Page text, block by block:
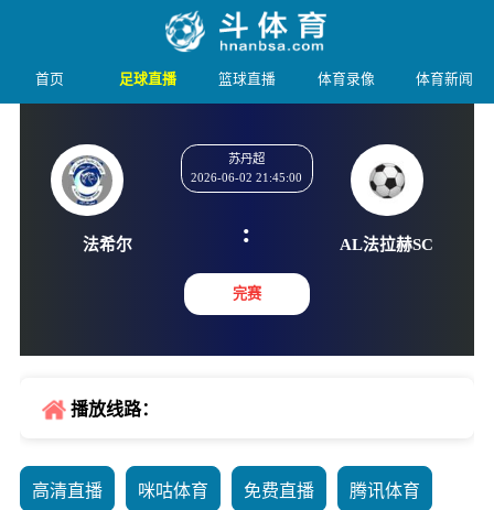
首页 足球直播 篮球直播 体育录像 体育新闻
苏丹超
2026-06-02 21:45:00
:
完赛
播放线路：
高清直播 咪咕体育 免费直播 腾讯体育